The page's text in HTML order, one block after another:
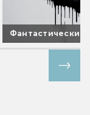
Фантастические